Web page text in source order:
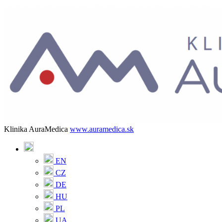
Klinika AuraMedica www.auramedica.sk
EN
CZ
DE
HU
PL
UA